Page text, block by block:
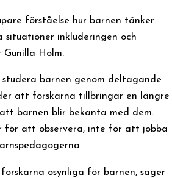
förståelse hur barnen tänker
situationer inkluderingen och
Gunilla Holm.
barnen genom deltagande
att forskarna tillbringar en längre
barnen blir bekanta med dem.
för att observera, inte för att jobba
osynliga för barnen, säger